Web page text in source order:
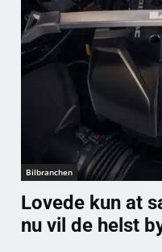
Bilbranchen
Lovede kun at
nu vil de helst